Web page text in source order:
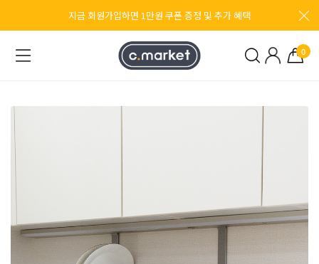
지금 회원가입하면 1만원 쿠폰 증정 및 추가 혜택
0